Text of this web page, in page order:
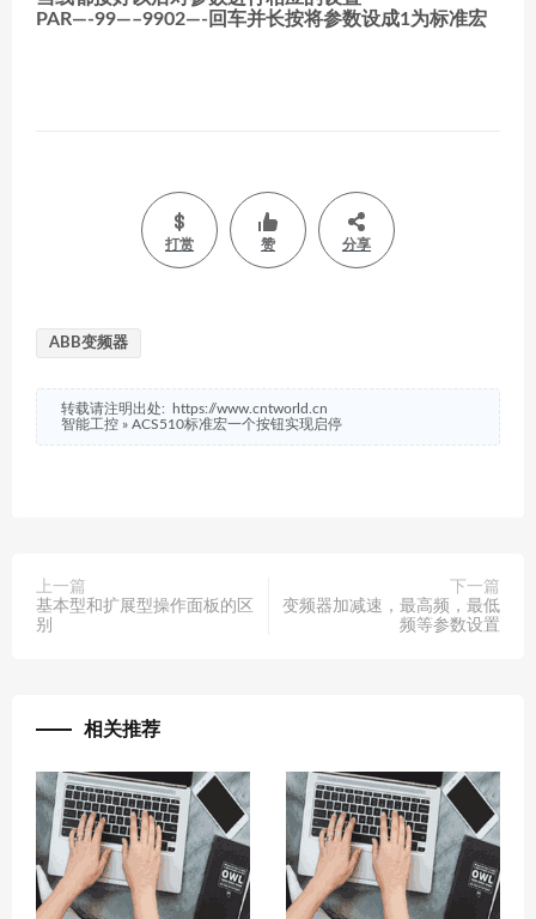
PAR—-99—–9902—-回车并长按将参数设成1为标准宏
打赏 赞 分享
ABB变频器
转载请注明出处:
https://www.cntworld.cn
智能工控 » ACS510标准宏一个按钮实现启停
上一篇
基本型和扩展型操作面板的区
别
下一篇
变频器加减速，最高频，最低
频等参数设置
相关推荐